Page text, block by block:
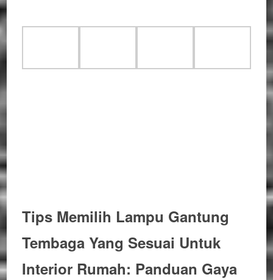
Tips Memilih Lampu Gantung
Tembaga Yang Sesuai Untuk
Interior Rumah: Panduan Gaya